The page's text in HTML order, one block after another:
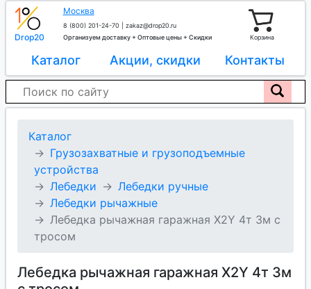
Drop20
Москва
8 (800) 201-24-70
zakaz@drop20.ru
Организуем доставку + Оптовые цены + Скидки
Корзина
Каталог Акции, скидки Контакты
Каталог
Грузозахватные и грузоподъемные
устройства
Лебедки
Лебедки ручные
Лебедки рычажные
Лебедка рычажная гаражная X2Y 4т 3м с
тросом
Лебедка рычажная гаражная X2Y 4т 3м